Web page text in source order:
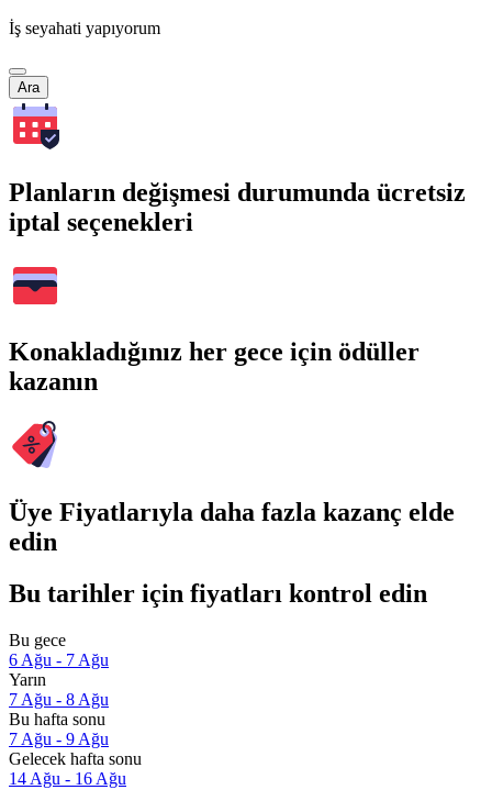
İş seyahati yapıyorum
Ara
Planların değişmesi durumunda ücretsiz
iptal seçenekleri
Konakladığınız her gece için ödüller
kazanın
Üye Fiyatlarıyla daha fazla kazanç elde
edin
Bu tarihler için fiyatları kontrol edin
Bu gece
6 Ağu - 7 Ağu
Yarın
7 Ağu - 8 Ağu
Bu hafta sonu
7 Ağu - 9 Ağu
Gelecek hafta sonu
14 Ağu - 16 Ağu